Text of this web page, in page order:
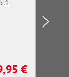
Preis:
€